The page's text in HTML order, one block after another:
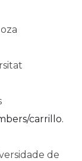
carrillo.
de